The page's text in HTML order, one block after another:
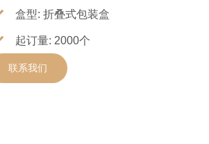
盒型: 折叠式包装盒
起订量: 2000个
联系我们